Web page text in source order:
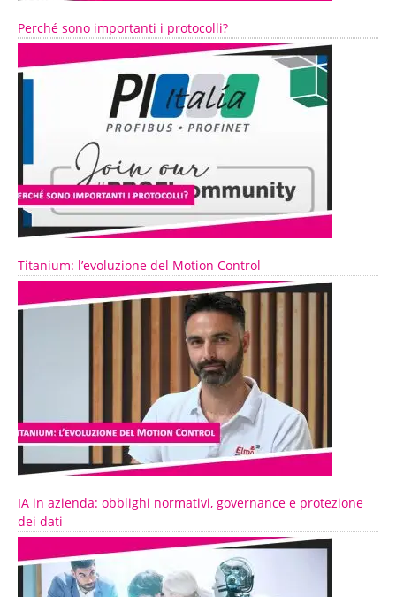
Perché sono importanti i protocolli?
Titanium: l’evoluzione del Motion Control
IA in azienda: obblighi normativi, governance e protezione
dei dati